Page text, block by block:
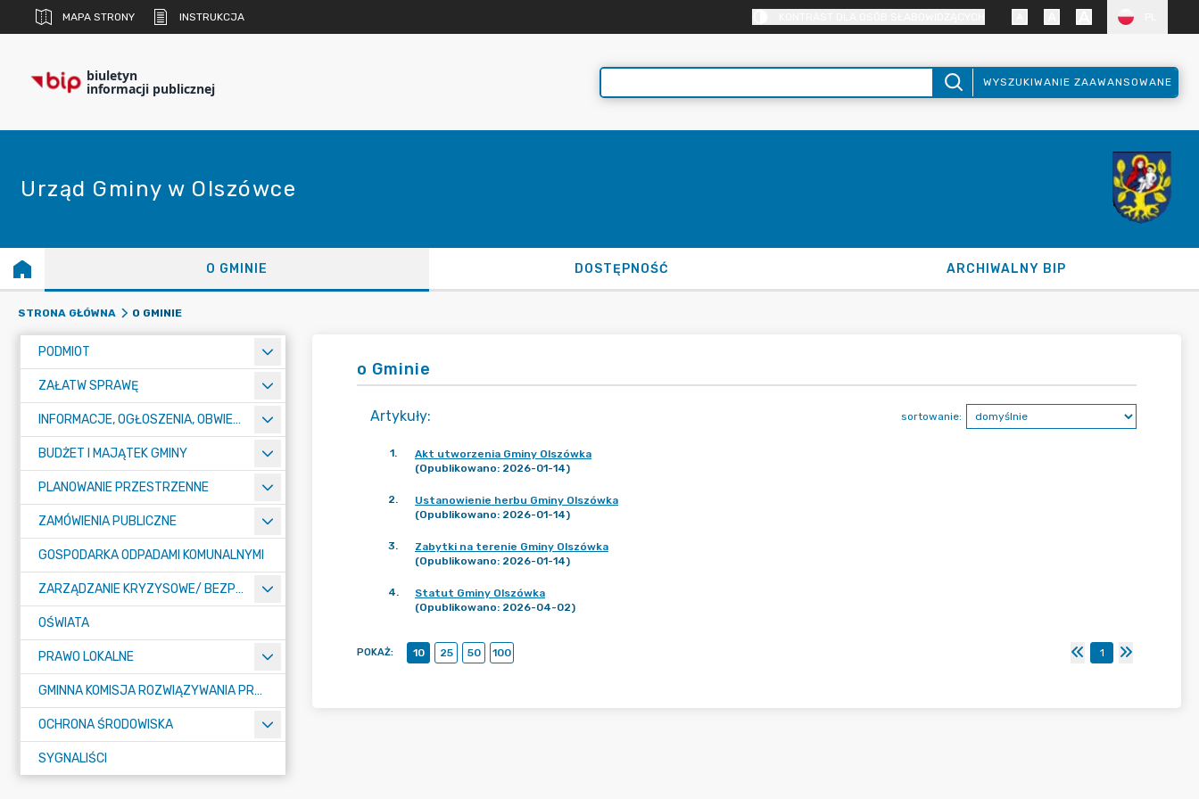
MAPA STRONY INSTRUKCJA
biuletyn
informacji publicznej WYSZUKIWANIE ZAAWANSOWANE
Urząd Gminy w Olszówce
O GMINIE DOSTĘPNOŚĆ ARCHIWALNY BIP
STRONA GŁÓWNA O GMINIE
PODMIOT
ZAŁATW SPRAWĘ
INFORMACJE, OGŁOSZENIA, OBWIESZCZENIA
BUDŻET I MAJĄTEK GMINY
PLANOWANIE PRZESTRZENNE
ZAMÓWIENIA PUBLICZNE
GOSPODARKA ODPADAMI KOMUNALNYMI
ZARZĄDZANIE KRYZYSOWE/ BEZPIECZEŃSTWO PUBLICZNE
OŚWIATA
PRAWO LOKALNE
GMINNA KOMISJA ROZWIĄZYWANIA PROBLEMÓW ALKOHOLOWYCH
OCHRONA ŚRODOWISKA
SYGNALIŚCI
o Gminie
Artykuły: sortowanie:
1.
Akt utworzenia Gminy Olszówka
(Opublikowano: 2026-01-14)
2.
Ustanowienie herbu Gminy Olszówka
(Opublikowano: 2026-01-14)
3.
Zabytki na terenie Gminy Olszówka
(Opublikowano: 2026-01-14)
4.
Statut Gminy Olszówka
(Opublikowano: 2026-04-02)
POKAŻ: 10 25 50 100 1